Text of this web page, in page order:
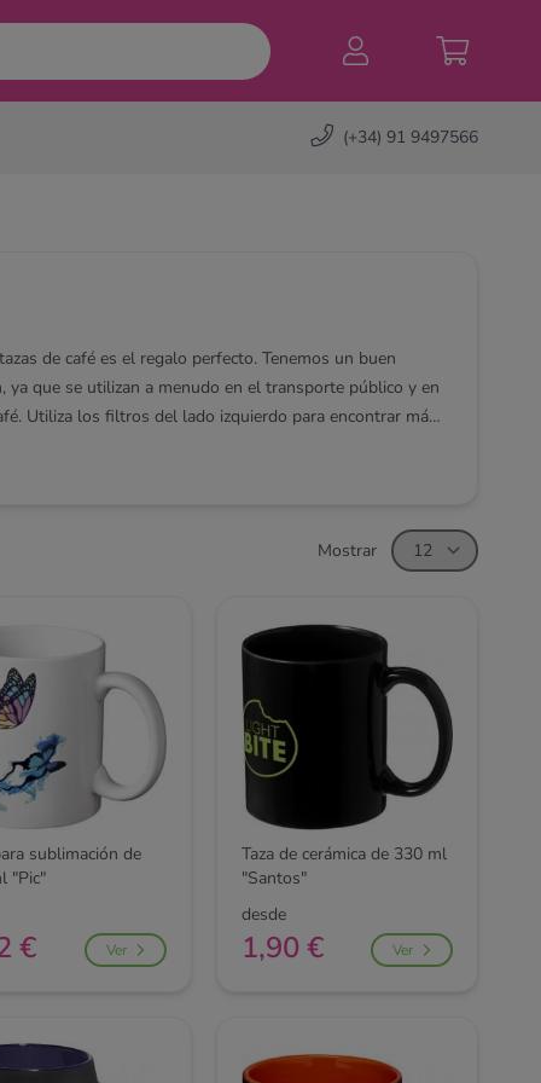
(+34) 91 9497566
de café es el regalo perfecto. Tenemos un buen
ya que se utilizan a menudo en el transporte público y en
Utiliza los filtros del lado izquierdo para encontrar más
ponerte en contacto con nuestros especialistas en
Mostrar
sublimación de
"Pic"
€ Ver
Taza de cerámica de 330 ml
"Santos"
desde
1,90 € Ver